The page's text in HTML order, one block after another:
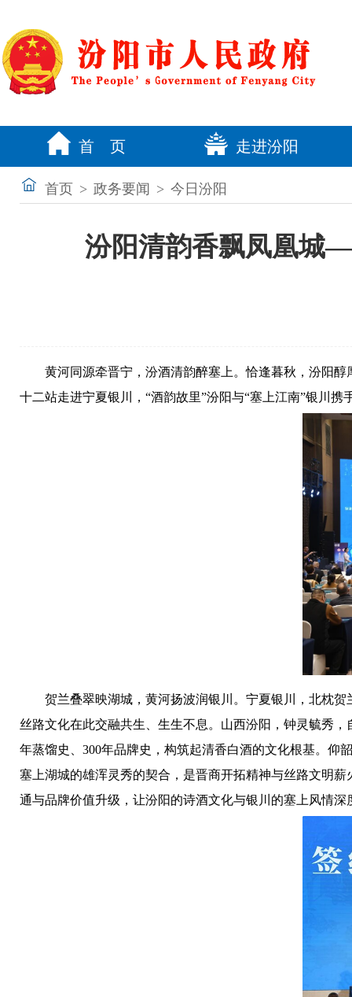
首 页 走进汾阳
首页 > 政务要闻 > 今日汾阳
汾阳清韵香飘凤凰城
黄河同源牵晋宁，汾酒清韵醉塞上。恰逢暮秋，汾阳
十二站走进宁夏银川，“酒韵故里”汾阳与“塞上江南”银川
贺兰叠翠映湖城，黄河扬波润银川。宁夏银川，北枕
丝路文化在此交融共生、生生不息。山西汾阳，钟灵毓秀
年蒸馏史、300年品牌史，构筑起清香白酒的文化根基。仰
塞上湖城的雄浑灵秀的契合，是晋商开拓精神与丝路文明
通与品牌价值升级，让汾阳的诗酒文化与银川的塞上风情